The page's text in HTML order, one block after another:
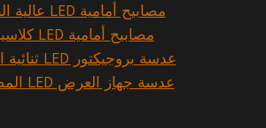
مصابيح أمامية LED عالية الطاقة
مصابيح أمامية LED كلاسيكية
عدسة بروجيكتور LED ثنائية الصمام
عدسة جهاز العرض LED المصفوفة